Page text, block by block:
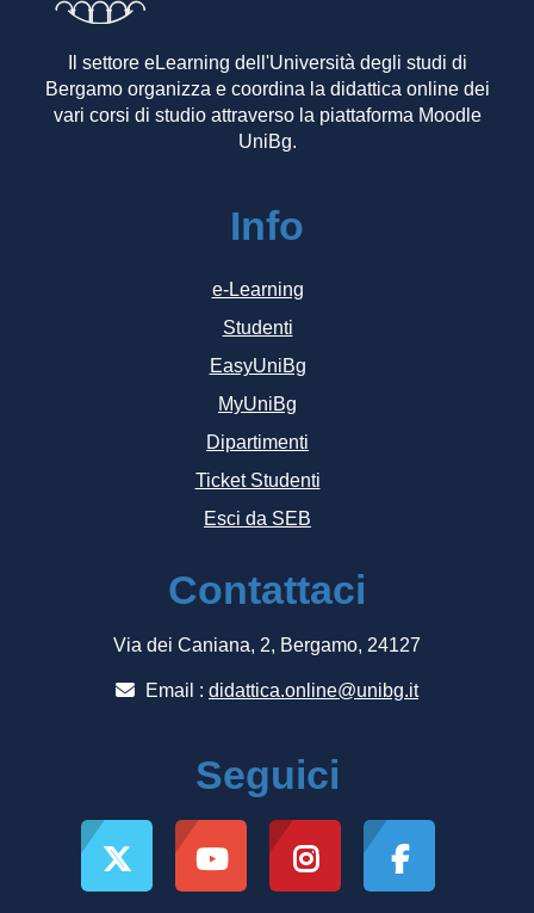
Il settore eLearning dell'Università degli studi di
Bergamo organizza e coordina la didattica online dei
vari corsi di studio attraverso la piattaforma Moodle
UniBg.
Info
e-Learning
Studenti
EasyUniBg
MyUniBg
Dipartimenti
Ticket Studenti
Esci da SEB
Contattaci
Via dei Caniana, 2, Bergamo, 24127
Email : didattica.online@unibg.it
Seguici